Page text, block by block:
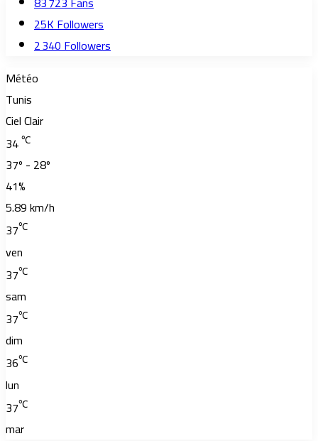
25KFollowers
2 340Followers
Météo
Tunis
Ciel Clair
34℃
37º - 28º
41%
5.89 km/h
37℃
ven
37℃
sam
37℃
dim
36℃
lun
37℃
mar